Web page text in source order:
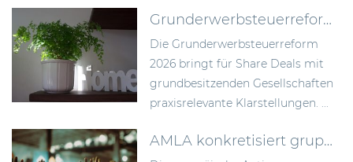
Grunderwerbsteuerreform 2026: Bundesrat billigt Neuregelung der Signing-Closing-Problematik
Die Grunderwerbsteuerreform
2026 bringt für Share Deals mit
grundbesitzenden Gesellschaften
praxisrelevante Klarstellungen. ...
AMLA konkretisiert gruppenweite AML-Anforderungen und die unternehmensweite Risikoanalyse